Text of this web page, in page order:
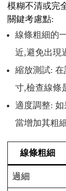
模糊不清或完
關鍵考慮點:
線條粗細的
近,避免出現
縮放測試:
寸,檢查線條
適度調整:
當增加其粗細
線條粗細
過細